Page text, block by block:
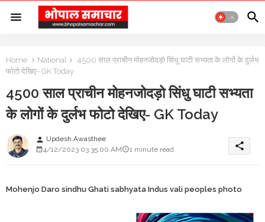
Home National
4500 साल प्राचीन मोहनजोदड़ो सिंधु घाटी सभ्यता के लोगों के दुर्लभ
फोटो देखिए- GK Today
4500 साल प्राचीन मोहनजोदड़ो सिंधु घाटी सभ्यता
के लोगों के दुर्लभ फोटो देखिए- GK Today
person Updesh Awasthee
4/12/2023 03:35:00 AM
1 minute read share
Mohenjo Daro sindhu Ghati sabhyata Indus vali peoples photo